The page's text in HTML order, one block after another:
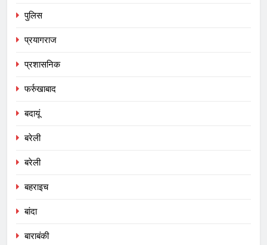
पुलिस
प्रयागराज
प्रशासनिक
फर्रुखाबाद
बदायूं
बरेली
बरेली
बहराइच
बांदा
बाराबंकी